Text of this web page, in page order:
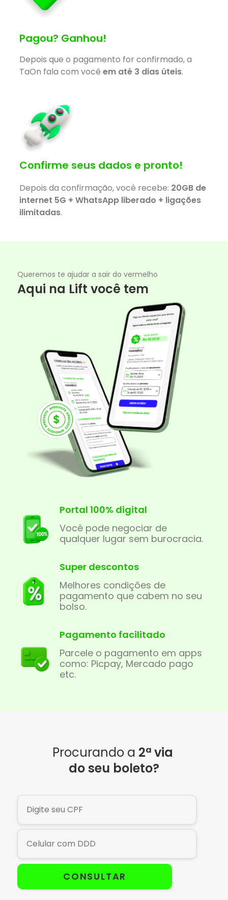
Pagou? Ganhou!
Depois que o pagamento for confirmado, a
TaOn fala com você em até 3 dias úteis.
Confirme seus dados e pronto!
Depois da confirmação, você recebe: 20GB de
internet 5G + WhatsApp liberado + ligações
ilimitadas.
Queremos te ajudar a sair do vermelho
Aqui na Lift você tem
Portal 100% digital
Você pode negociar de
qualquer lugar sem burocracia.
Super descontos
Melhores condições de
pagamento que cabem no seu
bolso.
Pagamento facilitado
Parcele o pagamento em apps
como: Picpay, Mercado pago
etc.
Procurando a 2ª via
do seu boleto?
CONSULTAR